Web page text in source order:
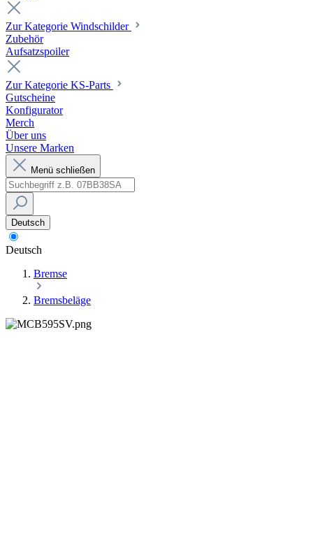
Zur Kategorie Windschilder
Zubehör
Aufsatzspoiler
Zur Kategorie KS-Parts
Gutscheine
Konfigurator
Merch
Über uns
Unsere Marken
Menü schließen
Deutsch
Deutsch
Bremse
Bremsbeläge